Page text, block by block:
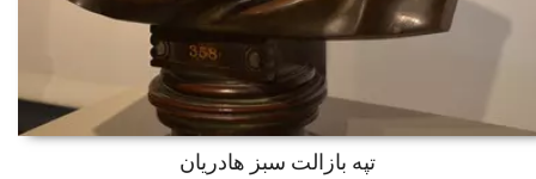
تپه بازالت سبز هادریان